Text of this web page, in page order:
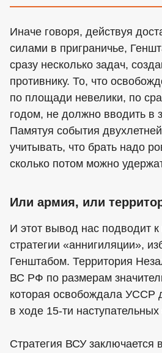
Иначе говоря, действуя
силами в приграничье,
сразу несколько задач,
противнику. То, что
по площади невелики, по
годом, не должно вводить в
Памятуя события
учитывать, что брать надо
сколько потом можно
Или армия, или
И этот вывод нас подводит
стратегии «аннигиляции»,
Генштабом. Территория
ВС РФ по размерам
которая освобождала УССР
в ходе 15-ти
Стратегия ВСУ заключается